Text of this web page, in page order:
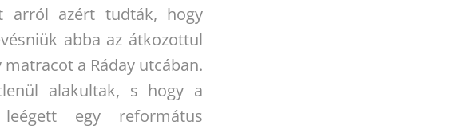
arról azért tudták, hogy
abba az átkozottul
a Ráday utcában.
alakultak, s hogy a
leégett egy református